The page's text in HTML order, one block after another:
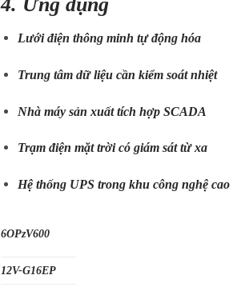
Lưới điện thông minh tự động hóa
Trung tâm dữ liệu cần kiểm soátnhiệt
Nhà máy sản xuất tích hợp SCADA
Trạm điện mặt trời có giám sát từ xa
Hệ thống UPS trong khucông nghệ cao
6OPzV600
12V-G16EP